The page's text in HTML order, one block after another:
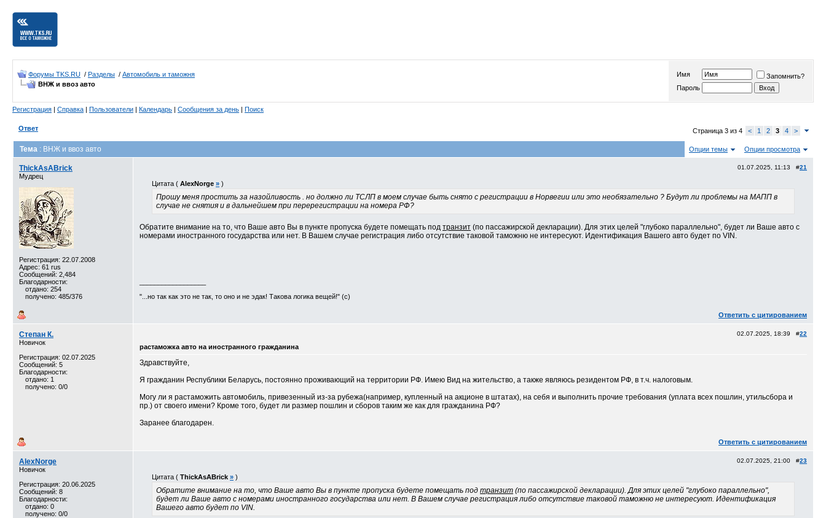
Форумы TKS.RU / Разделы / Автомобиль и таможня
ВНЖ и ввоз авто
Имя
Запомнить?
Пароль
Регистрация | Справка | Пользователи | Календарь | Сообщения за день | Поиск
Ответ Страница 3 из 4 < 1 2 3 4 >
Тема : ВНЖ и ввоз авто Опции темы Опции просмотра
ThickAsABrick
Мудрец
Регистрация: 22.07.2008
Адрес: 61 rus
Сообщений: 2,484
Благодарности:
отдано: 254
получено: 485/376
01.07.2025, 11:13 #21
Цитата ( AlexNorge » )
Прошу меня простить за назойливость . но должно ли ТСЛП в моем случае быть снято с регистрации в Норвегии или это необязательно ? Будут ли проблемы на МАПП в
случае не снятия и в дальнейшем при перерегистрации на номера РФ?
Обратите внимание на то, что Ваше авто Вы в пункте пропуска будете помещать под транзит (по пассажирской декларации). Для этих целей "глубоко параллельно", будет ли Ваше авто с
номерами иностранного государства или нет. В Вашем случае регистрация либо отсутствие таковой таможню не интересуют. Идентификация Вашего авто будет по VIN.
"...но так как это не так, то оно и не эдак! Такова логика вещей!" (с)
Ответить с цитированием
Степан К.
Новичок
Регистрация: 02.07.2025
Сообщений: 5
Благодарности:
отдано: 1
получено: 0/0
02.07.2025, 18:39 #22
растаможка авто на иностранного гражданина
Здравствуйте,
Я гражданин Республики Беларусь, постоянно проживающий на территории РФ. Имею Вид на жительство, а также являюсь резидентом РФ, в т.ч. налоговым.
Могу ли я растаможить автомобиль, привезенный из-за рубежа(например, купленный на акционе в штатах), на себя и выполнить прочие требования (уплата всех пошлин, утильсбора и
пр.) от своего имени? Кроме того, будет ли размер пошлин и сборов таким же как для гражданина РФ?
Заранее благодарен.
Ответить с цитированием
AlexNorge
Новичок
Регистрация: 20.06.2025
Сообщений: 8
Благодарности:
отдано: 0
получено: 0/0
02.07.2025, 21:00 #23
Цитата ( ThickAsABrick » )
Обратите внимание на то, что Ваше авто Вы в пункте пропуска будете помещать под транзит (по пассажирской декларации). Для этих целей "глубоко параллельно",
будет ли Ваше авто с номерами иностранного государства или нет. В Вашем случае регистрация либо отсутствие таковой таможню не интересуют. Идентификация
Вашего авто будет по VIN.